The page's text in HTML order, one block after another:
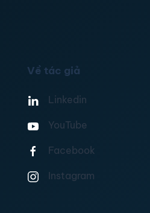
Về tác giả
Linkedin
YouTube
Facebook
Instagram